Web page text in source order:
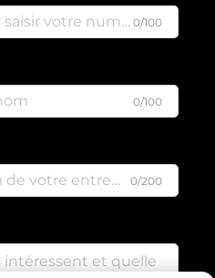
0/100
0/100
0/200